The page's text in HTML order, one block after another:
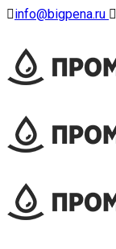
info@bigpena.ru